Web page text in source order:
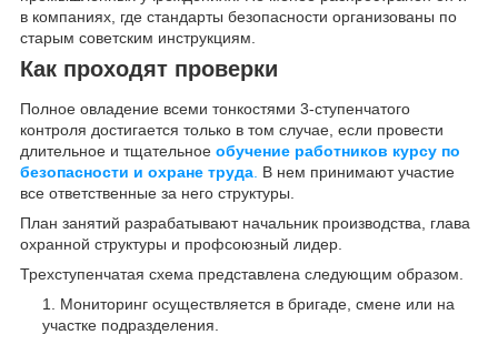
в компаниях, где стандарты безопасности организованы по
старым советским инструкциям.
Как проходят проверки
Полное овладение всеми тонкостями 3-ступенчатого
контроля достигается только в том случае, если провести
длительное и тщательное обучение работников курсу по
безопасности и охране труда В нем принимают участие
все ответственные за него структуры.
План занятий разрабатывают начальник производства, глава
охранной структуры и профсоюзный лидер.
Трехступенчатая схема представлена следующим образом.
Мониторинг осуществляется в бригаде, смене или на
участке подразделения.